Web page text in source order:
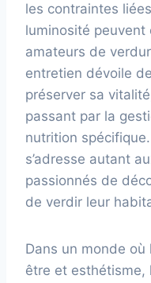
les contraintes
luminosité peuvent
amateurs de
entretien dévoile
préserver sa
passant par la
nutrition
s’adresse autant
passionnés de
de verdir leur
Dans un monde où
être et esthétisme,